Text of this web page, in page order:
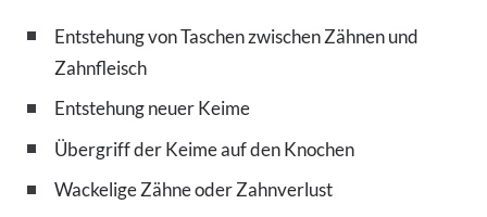
Entstehung von Taschen zwischen Zähnen und
Zahnfleisch
Entstehung neuer Keime
Übergriff der Keime auf den Knochen
Wackelige Zähne oder Zahnverlust